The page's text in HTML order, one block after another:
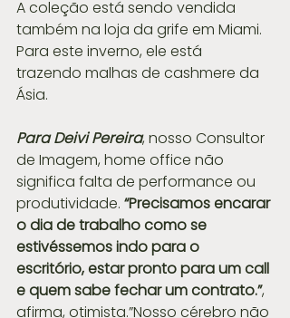
A coleção está sendo vendida
também na loja da grife em Miami.
Para este inverno, ele está
trazendo malhas de cashmere da
Ásia.
Para Deivi Pereira, nosso Consultor
de Imagem, home office não
significa falta de performance ou
produtividade. “Precisamos encarar
o dia de trabalho como se
estivéssemos indo para o
escritório, estar pronto para um call
e quem sabe fechar um contrato.”,
afirma, otimista.”Nosso cérebro não